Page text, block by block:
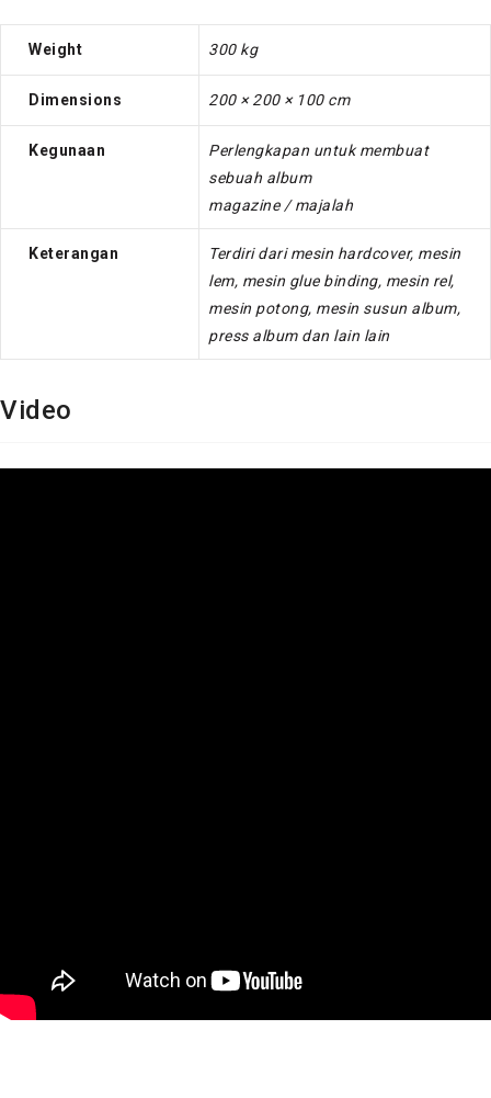
Weight 300 kg
Dimensions 200 × 200 × 100 cm
Kegunaan
Perlengkapan untuk membuat
sebuah album
magazine / majalah
Keterangan
Terdiri dari mesin hardcover, mesin
lem, mesin glue binding, mesin rel,
mesin potong, mesin susun album,
press album dan lain lain
Video